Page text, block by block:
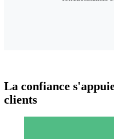
La confiance
clients